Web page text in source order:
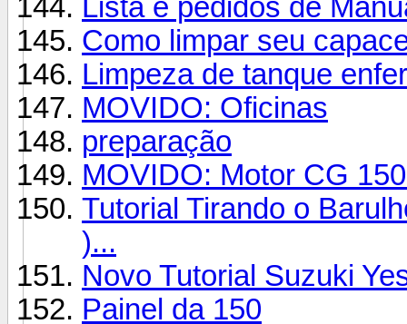
Lista e pedidos de
Como limpar seu
Limpeza de tanque
MOVIDO: Oficinas
preparação
MOVIDO: Motor CG
Tutorial Tirando o
)...
Novo Tutorial Suzuki
Painel da 150